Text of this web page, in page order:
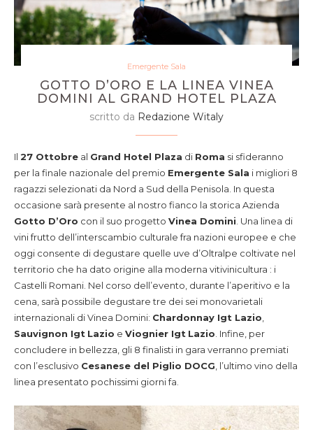
Emergente Sala
GOTTO D’ORO E LA LINEA VINEA
DOMINI AL GRAND HOTEL PLAZA
scritto da Redazione Witaly
Il 27 Ottobre al Grand Hotel Plaza di Roma si sfideranno
per la finale nazionale del premio Emergente Sala i migliori 8
ragazzi selezionati da Nord a Sud della Penisola. In questa
occasione sarà presente al nostro fianco la storica Azienda
Gotto D’Oro con il suo progetto Vinea Domini . Una linea di
vini frutto dell’interscambio culturale fra nazioni europee e che
oggi consente di degustare quelle uve d’Oltralpe coltivate nel
territorio che ha dato origine alla moderna vitivinicultura : i
Castelli Romani. Nel corso dell’evento, durante l’aperitivo e la
cena, sarà possibile degustare tre dei sei monovarietali
internazionali di Vinea Domini: Chardonnay Igt Lazio
Sauvignon Igt Lazio e Viognier Igt Lazio . Infine, per
concludere in bellezza, gli 8 finalisti in gara verranno premiati
con l’esclusivo Cesanese del Piglio DOCG , l’ultimo vino della
linea presentato pochissimi giorni fa.